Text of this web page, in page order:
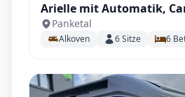
Arielle mit Automatik,
Staumöglichkeiten uvm.
Panketal
Alkoven 6Sitze 6